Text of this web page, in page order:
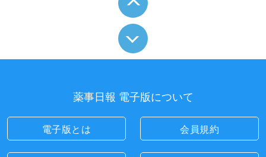
薬事日報 電子版について
電子版とは 会員規約